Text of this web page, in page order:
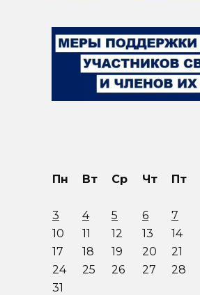
Пн Вт Ср Чт Пт
3
4 5 6 7
10
11 12 13 14
17
18 19 20 21
24
25 26 27 28
31